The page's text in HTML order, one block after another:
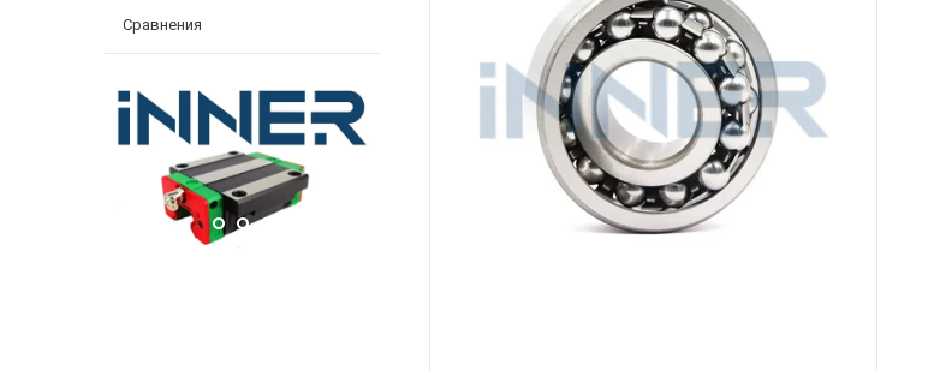
Сравнения